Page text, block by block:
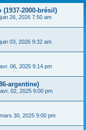
2000-brésil)
26, 2026 7:50 am
03, 2026 9:32 am
06, 2025 9:14 pm
argentine)
02, 2025 9:00 pm
30, 2025 9:00 pm